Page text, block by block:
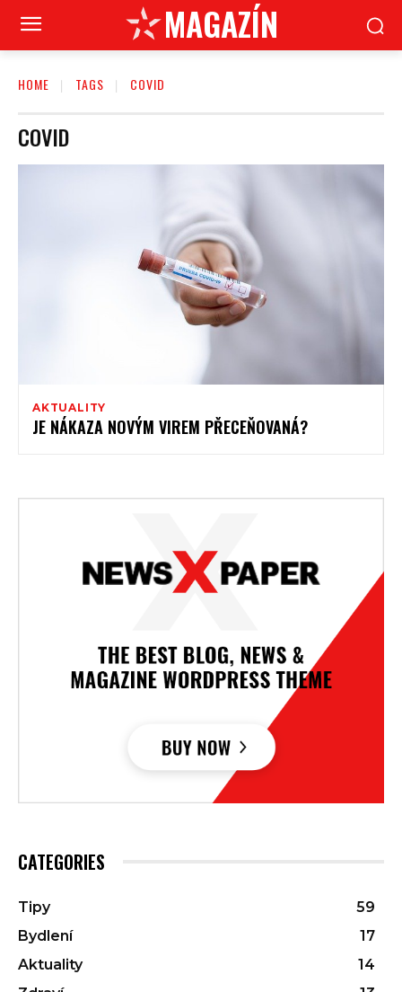
MAGAZÍN
HOME TAGS COVID
COVID
AKTUALITY
JE NÁKAZA NOVÝM VIREM PŘECEŇOVANÁ?
CATEGORIES
Tipy
59
Bydlení
17
Aktuality
14